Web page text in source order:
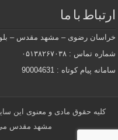
ارتباط با ما
خراسان رضوی – مشهد مقدس –
شماره تماس : ۰۵۱۳۸۲۶۷۰۳۸
سامانه پیام کوتاه : 90004631
کلیه حقوق مادی و معنوی این
مشهد مقدس